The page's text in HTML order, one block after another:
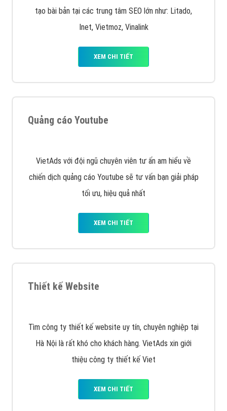
tạo bài bản tại các trung tâm SEO lớn như: Litado,
Inet, Vietmoz, Vinalink
XEM CHI TIẾT
Quảng cáo Youtube
VietAds với đội ngũ chuyên viên tư ấn am hiểu về
chiến dịch quảng cáo Youtube sẽ tư vấn bạn giải pháp
tối ưu, hiệu quả nhất
XEM CHI TIẾT
Thiết kế Website
Tìm công ty thiết kế website uy tín, chuyên nghiệp tại
Hà Nội là rất khó cho khách hàng. VietAds xin giới
thiệu công ty thiết kế Viet
XEM CHI TIẾT